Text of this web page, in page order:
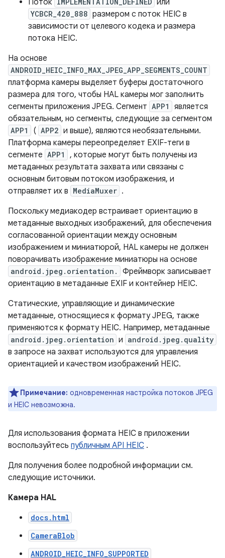
Поток или
YCBCR_420_888 размером с поток HEIC в
зависимости от целевого кодека и размера
потока HEIC.
На основе
ANDROID_HEIC_INFO_MAX_JPEG_APP_SEGMENTS_COUNT
платформа камеры выделяет буферы достаточного
размера для того, чтобы HAL камеры мог заполнить
сегменты приложения JPEG. Сегмент APP1
является
обязательным, но сегменты, следующие за сегментом
APP1 ( APP2 и выше), являются необязательными.
Платформа камеры переопределяет EXIF-теги в
сегменте APP1
, которые могут быть получены из
метаданных результата захвата или связаны с
основным битовым потоком изображения, и
отправляет их в MediaMuxer .
Поскольку медиакодер встраивает ориентацию в
метаданные выходных изображений, для обеспечения
согласованной ориентации между основным
изображением и миниатюрой, HAL камеры не должен
поворачивать изображение миниатюры на основе
android.jpeg.orientation.
Фреймворк записывает
ориентацию в метаданные EXIF ​​и контейнер HEIC.
Статические, управляющие и динамические
метаданные, относящиеся к формату JPEG, также
применяются к формату HEIC. Например, метаданные
android.jpeg.orientation и android.jpeg.quality
в запросе на захват используются для управления
ориентацией и качеством изображений HEIC.
Примечание: одновременная настройка потоков JPEG
и HEIC невозможна.
Для использования формата HEIC в приложении
воспользуйтесь публичным API HEIC .
Для получения более подробной информации см.
следующие источники.
Камера HAL
docs.html
CameraBlob
ANDROID_HEIC_INFO_SUPPORTED